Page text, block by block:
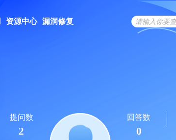
提问数
2
回答数
0
资源中心 漏洞修复